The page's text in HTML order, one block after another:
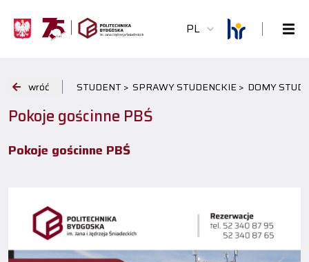
PL
wróć STUDENT > SPRAWY STUDENCKIE > DOMY
Pokoje gościnne PBŚ
Pokoje gościnne PBŚ